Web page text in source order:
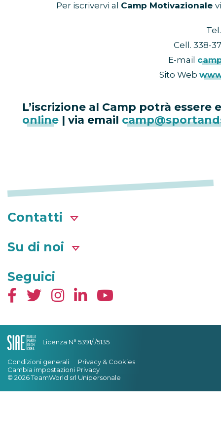
Per iscrivervi al Camp Motivazionale
Cell. 338-
E-mail
Sito Web
L’iscrizione al Camp potrà
online | via email
Contatti
Su di noi
Seguici
Licenza N° 5391/I/5135
Condizioni generali
Privacy & Cookies
Cambia impostazioni Privacy
© 2026 TeamWorld srl Unipersonale